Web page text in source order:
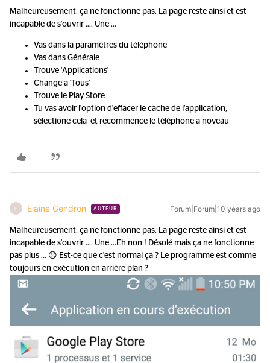
Malheureusement, ça ne fonctionne pas. La page reste ainsi et est
incapable de s'ouvrir .... Une ...
Vas dans la paramètres du téléphone
Vas dans Générale
Trouve 'Applications'
Change a 'Tous'
Trouve le Play Store
Tu vas avoir l'option d'effacer le cache de l'application,
sélectione cela et recommence le téléphone a noveau
E Elaine Gendron AUTEUR Forum|Forum|10 years ago
Malheureusement, ça ne fonctionne pas. La page reste ainsi et est
incapable de s'ouvrir .... Une ...Eh non ! Désolé mais ça ne fonctionne
pas plus ... 😞 Est-ce que c'est normal ça ? Le programme est comme
toujours en exécution en arrière plan ?